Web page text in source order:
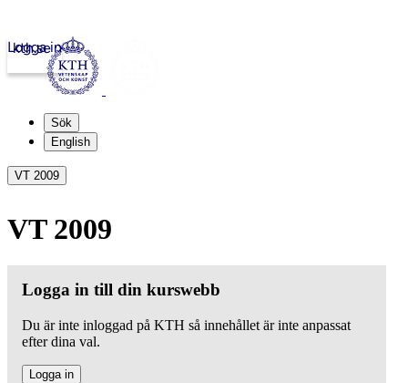
kth.se
Logga in
Sök
English
VT 2009
VT 2009
Logga in till din kurswebb
Du är inte inloggad på KTH så innehållet är inte anpassat
efter dina val.
Logga in